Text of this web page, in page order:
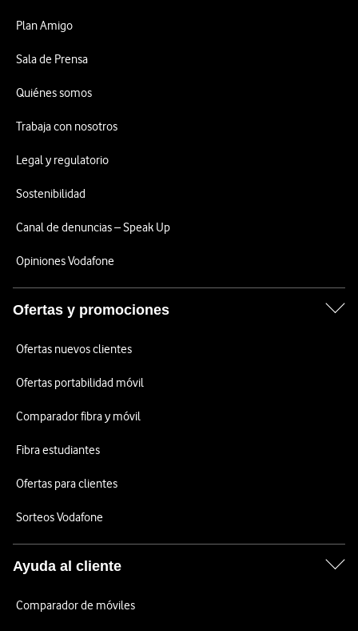
Plan Amigo
Sala de Prensa
Quiénes somos
Trabaja con nosotros
Legal y regulatorio
Sostenibilidad
Canal de denuncias – Speak Up
Opiniones Vodafone
Ofertas y promociones
Ofertas nuevos clientes
Ofertas portabilidad móvil
Comparador fibra y móvil
Fibra estudiantes
Ofertas para clientes
Sorteos Vodafone
Ayuda al cliente
Comparador de móviles